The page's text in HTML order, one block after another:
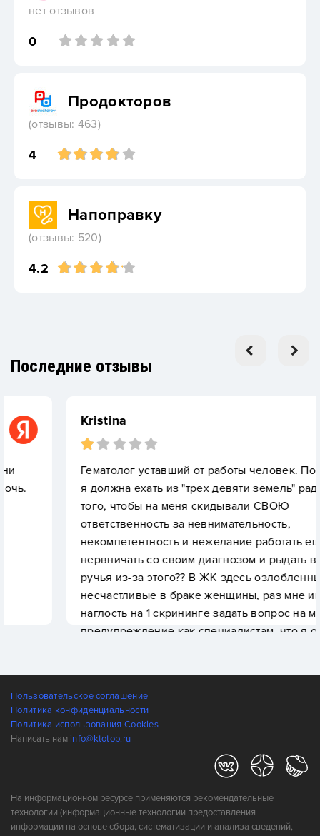
нет отзывов
0
Продокторов
(отзывы: 463)
4
Напоправку
(отзывы: 520)
4.2
Последние отзывы
Kristina
Гематолог уставший от работы человек. Почему
я должна ехать из "трех девяти земель" ради
того, чтобы на меня скидывали СВОЮ
ответственность за невнимательность,
некомпетентность и нежелание работать еще и
нервничать со своим диагнозом и рыдать в три
ручья из-за этого?? В ЖК здесь озлобленные
несчастливые в браке женщины, раз мне имеют
наглость на 1 скрининге задать вопрос на мое
предупреждение как специалистам, что я очень
для подачи жалобы.
Пользовательское соглашение
Политика конфиденциальности
Политика использования Cookies
Написать нам info@ktotop.ru
На информационном ресурсе применяются рекомендательные
технологии (информационные технологии предоставления
информации на основе сбора, систематизации и анализа сведений,